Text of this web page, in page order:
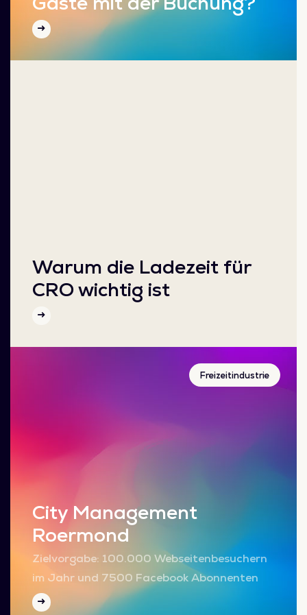
Warum die Ladezeit für
CRO wichtig ist
Freizeitindustrie
City Management
Roermond
Zielvorgabe: 100.000 Webseitenbesuchern
im Jahr und 7500 Facebook Abonnenten